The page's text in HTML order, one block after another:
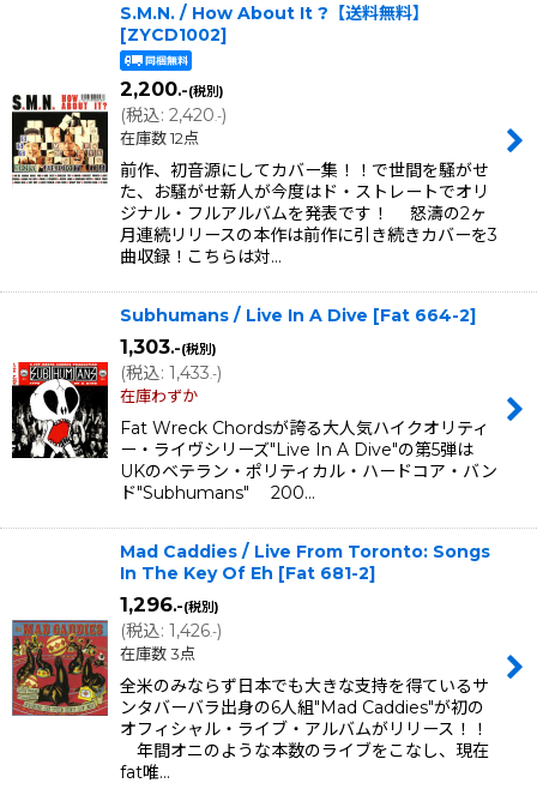
S.M.N. / How About It ?【送料無料】
[ZYCD1002]
2,200.-(税別)
(税込: 2,420.-)
在庫数 12点
前作、初音源にしてカバー集！！で世間を騒がせ
た、お騒がせ新人が今度はド・ストレートでオリ
ジナル・フルアルバムを発表です！ 怒濤の2ヶ
月連続リリースの本作は前作に引き続きカバーを3
曲収録！こちらは対…
Subhumans / Live In A Dive [Fat 664-2]
1,303.-(税別)
(税込: 1,433.-)
在庫わずか
Fat Wreck Chordsが誇る大人気ハイクオリティ
ー・ライヴシリーズ"Live In A Dive"の第5弾は
UKのベテラン・ポリティカル・ハードコア・バン
ド"Subhumans" 200…
Mad Caddies / Live From Toronto: Songs
In The Key Of Eh [Fat 681-2]
1,296.-(税別)
(税込: 1,426.-)
在庫数 3点
全米のみならず日本でも大きな支持を得ているサ
ンタバーバラ出身の6人組"Mad Caddies"が初の
オフィシャル・ライブ・アルバムがリリース！！
年間オニのような本数のライブをこなし、現在
fat唯…